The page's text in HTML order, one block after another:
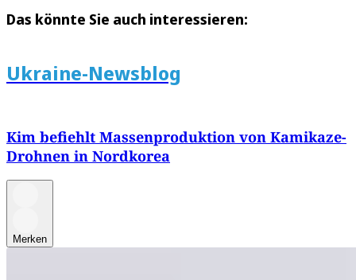
Das könnte Sie auch interessieren:
Ukraine-Newsblog
Kim befiehlt Massenproduktion von Kamikaze-
Drohnen in Nordkorea
Merken